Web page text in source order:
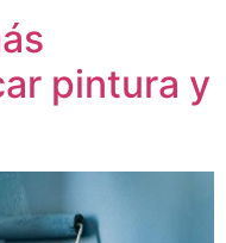
pintura y